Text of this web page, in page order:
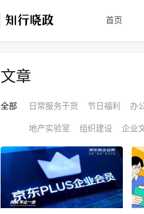
首页
文章
全部 日常服务干货 节日福利 办
地产实验室 组织建设 企业